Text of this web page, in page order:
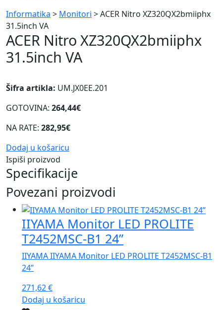
Informatika > Monitori > ACER Nitro XZ320QX2bmiiphx
31.5inch VA
ACER Nitro XZ320QX2bmiiphx
31.5inch VA
Šifra artikla: UM.JX0EE.201
GOTOVINA: 264,44€
NA RATE: 282,95€
Dodaj u košaricu
Ispiši proizvod
Specifikacije
Povezani proizvodi
IIYAMA Monitor LED PROLITE
T2452MSC-B1 24”
IIYAMA IIYAMA Monitor LED PROLITE T2452MSC-B1
24”
271,62€
Dodaj u košaricu